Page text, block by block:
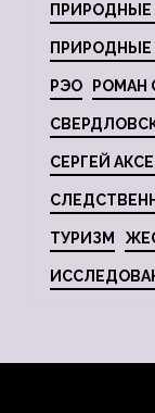
ПРИРОДНЫЕ
ПРИРОДНЫЕ
РЭО РОМАН
СЕРГЕЙ
ТУРИЗМ